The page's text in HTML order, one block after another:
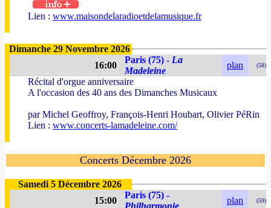
Lien : www.maisondelaradioetdelamusique.fr
Dimanche 29 Novembre 2026
16:00
Paris (75) - La
Madeleine
plan (58)
Récital d'orgue anniversaire
A l'occasion des 40 ans des Dimanches Musicaux
par Michel Geoffroy, François-Henri Houbart, Olivier PéRin
Lien : www.concerts-lamadeleine.com/
Concerts Décembre 2026
Samedi 5 Décembre 2026
15:00
Paris (75) -
Philharmonie
plan (59)